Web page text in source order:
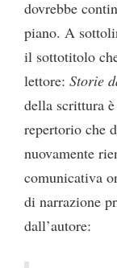
dovrebbe
piano. A
il sottotitolo
lettore: Storie
della scrittura
repertorio che
nuovamente
comunicativa
di narrazione
dall’autore: